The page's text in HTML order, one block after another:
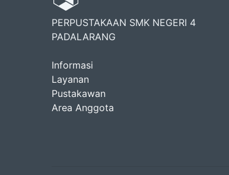
PERPUSTAKAAN SMK NEGERI 4
PADALARANG
Informasi
Layanan
Pustakawan
Area Anggota